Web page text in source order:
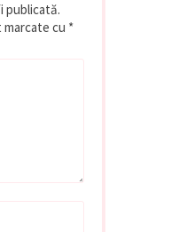
publicată.
cu *